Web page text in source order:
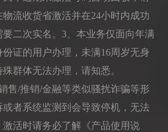
流收货省激活并在24小时内成功
二次实名。3、本业务仅面向年满
证的用户办理，未满16周岁无身
群体无法办理，请知悉。
售/推销/金融等类似骚扰诈骗等形
者系统监测到会导致停机，无法
活时请务必了解《产品使用说